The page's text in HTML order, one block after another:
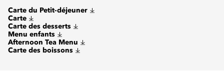
Carte du Petit-déjeuner
Carte
Carte des desserts
Menu enfants
Afternoon Tea Menu
Carte des boissons